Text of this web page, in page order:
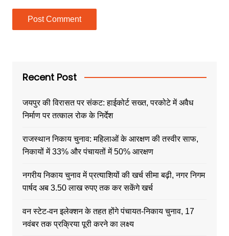
Recent Post
जयपुर की विरासत पर संकट: हाईकोर्ट सख्त, परकोटे में अवैध
निर्माण पर तत्काल रोक के निर्देश
राजस्थान निकाय चुनाव: महिलाओं के आरक्षण की तस्वीर साफ,
निकायों में 33% और पंचायतों में 50% आरक्षण
नगरीय निकाय चुनाव में प्रत्याशियों की खर्च सीमा बढ़ी, नगर निगम
पार्षद अब 3.50 लाख रुपए तक कर सकेंगे खर्च
वन स्टेट-वन इलेक्शन के तहत होंगे पंचायत-निकाय चुनाव, 17
नवंबर तक प्रक्रिया पूरी करने का लक्ष्य